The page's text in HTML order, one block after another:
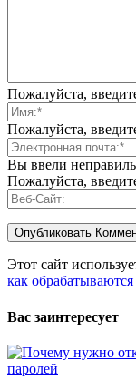
Пожалуйста,
Пожалуйста,
Вы ввели
Пожалуйста,
Этот сайт
как
Вас заинтересует